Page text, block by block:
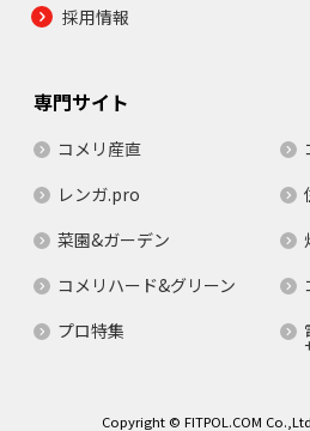
採用情報
専門サイト
コメリ産直
レンガ.pro
菜園&ガーデン
コメリハード&グリーン
プロ特集
Copyright © FITPOL.COM